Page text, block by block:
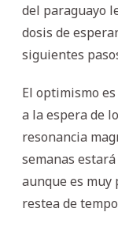
del paraguayo
dosis de
siguientes
El optimismo
a la espera de
resonancia
semanas
aunque es muy
restea de